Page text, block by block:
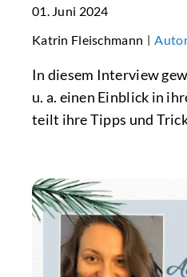
01. Juni 2024
Katrin Fleischmann
In diesem Interview
u. a. einen Einblick in
teilt ihre Tipps und